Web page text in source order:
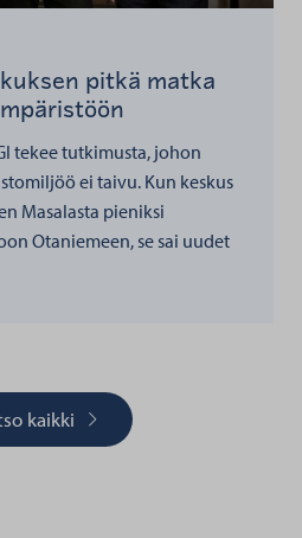
pitkä matka
tekee tutkimusta, johon
ei taivu. Kun keskus
Masalasta pieniksi
Otaniemeen, se sai uudet
kaikki